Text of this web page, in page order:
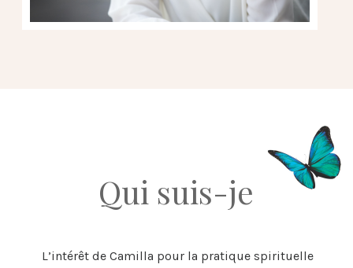
Qui suis-je
L’intérêt de Camilla pour la pratique spirituelle